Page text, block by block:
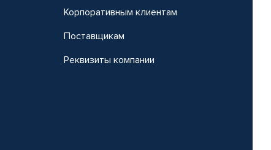
Корпоративным клиентам
Поставщикам
Реквизиты компании